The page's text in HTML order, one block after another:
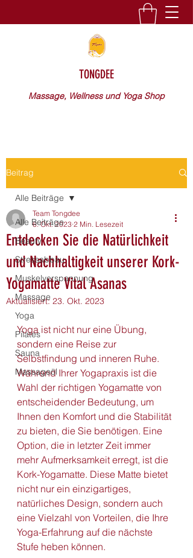
TONGDEE
Massage, Wellness und Yoga Shop
Beitrag
Alle Beiträge
Beauty
Stressabbau
Muskelverspannung
Massage
Yoga
Pilates
Sauna
Massageöl
Alle Beiträge
Entdecken Sie die Natürlichkeit
und Nachhaltigkeit unserer Kork-
Yogamatte Vital Asanas
Team Tongdee
6. Okt. 2023 2 Min. Lesezeit
Aktualisiert: 23. Okt. 2023
Yoga ist nicht nur eine Übung,
sondern eine Reise zur
Selbstfindung und inneren Ruhe.
Während Ihrer Yogapraxis ist die
Wahl der richtigen Yogamatte von
entscheidender Bedeutung, um
Ihnen den Komfort und die Stabilität
zu bieten, die Sie benötigen. Eine
Option, die in letzter Zeit immer
mehr Aufmerksamkeit erregt, ist die
Kork-Yogamatte. Diese Matte bietet
nicht nur ein einzigartiges,
natürliches Design, sondern auch
eine Vielzahl von Vorteilen, die Ihre
Yoga-Erfahrung auf die nächste
Stufe heben können.